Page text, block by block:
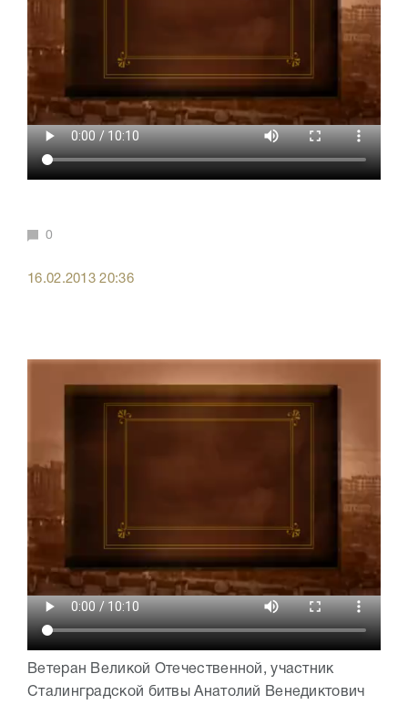
0
16.02.2013 20:36
Ветеран Великой Отечественной, участник
Сталинградской битвы Анатолий Венедиктович